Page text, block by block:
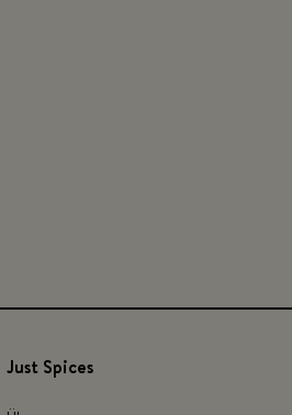
Just Spices